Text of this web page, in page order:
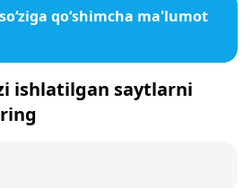
qo‘shimcha ma'lumot
ishlatilgan saytlarni